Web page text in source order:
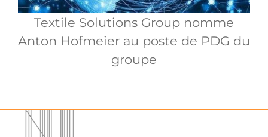
Textile Solutions Group nomme
Anton Hofmeier au poste de PDG du
groupe